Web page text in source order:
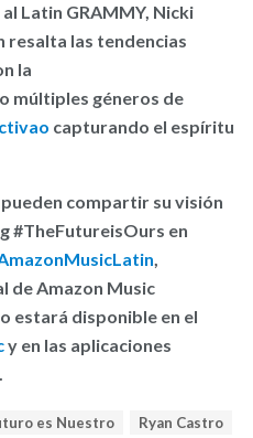
Latin GRAMMY, Nicki
resalta las tendencias
la
múltiples géneros de
capturando el espíritu
compartir su visión
#TheFutureisOurs en
,
de Amazon Music
estará disponible en el
y en las aplicaciones
es Nuestro Ryan Castro